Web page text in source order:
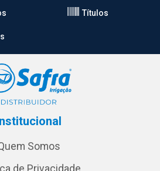
Títulos
Somos
de Privacidade